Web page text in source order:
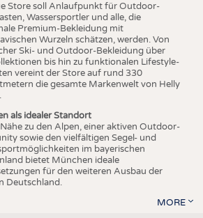
Store soll Anlaufpunkt für Outdoor-
Wassersportler und alle, die
Premium-Bekleidung mit
Wurzeln schätzen, werden. Von
Ski- und Outdoor-Bekleidung über
bis hin zu funktionalen Lifestyle-
vereint der Store auf rund 330
die gesamte Markenwelt von Helly
als idealer Standort
zu den Alpen, einer aktiven Outdoor-
sowie den vielfältigen Segel- und
im bayerischen
bietet München ideale
für den weiteren Ausbau der
Deutschland.
MORE